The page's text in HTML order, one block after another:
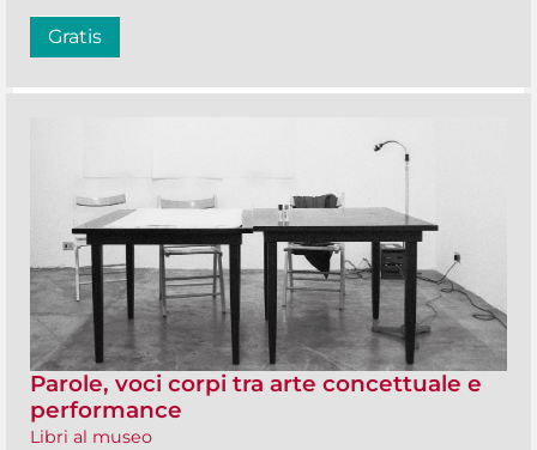
Gratis
Parole, voci corpi tra arte concettuale e
performance
Libri al museo